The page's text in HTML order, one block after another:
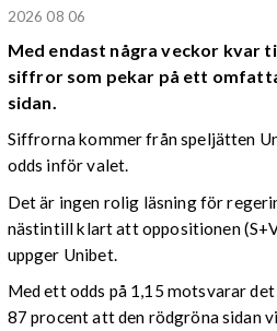
2026 08 06
Med endast några veckor kvar
siffror som pekar på ett
sidan.
Siffrorna kommer från speljätten
odds inför valet.
Det är ingen rolig läsning för
nästintill klart att oppositionen
uppger Unibet.
Med ett odds på 1,15 motsvarar
87 procent att den rödgröna sidan